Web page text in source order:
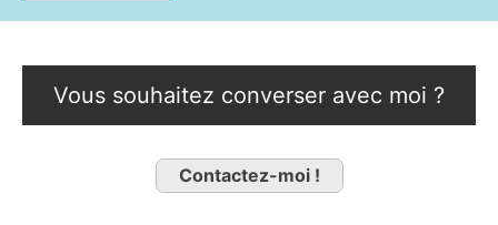
Vous souhaitez converser avec moi ?
Contactez-moi !